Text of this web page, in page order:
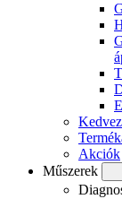
Akciók
Műszerek